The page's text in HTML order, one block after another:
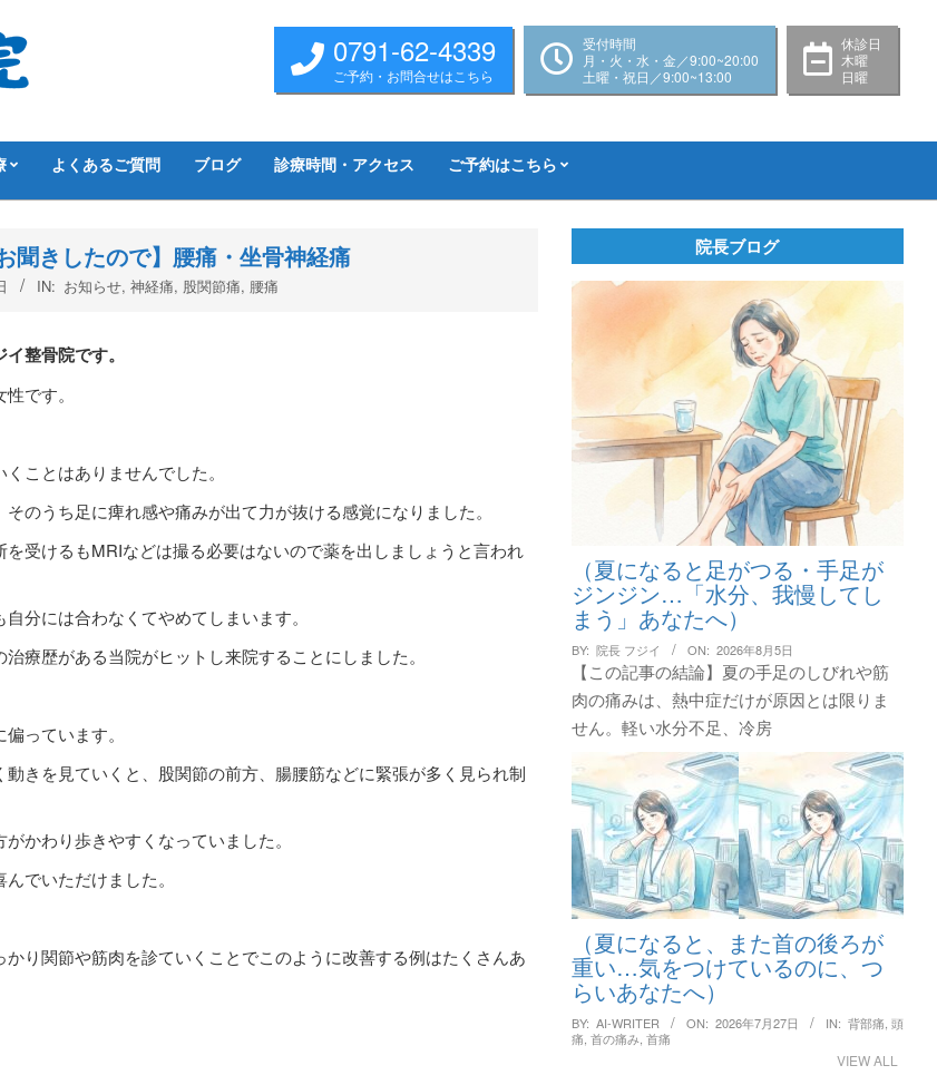
0791-62-4339
ご予約・お問合せはこちら
受付時間
月・火・水・金／9:00~20:00
土曜・祝日／9:00~13:00
休診日
木曜
日曜
よくあるご質問 ブログ 診療時間・アクセス ご予約はこちら
聞きしたので】腰痛・坐骨神経痛
IN: お知らせ, 神経痛, 股関節痛, 腰痛
整骨院です。
です。
ことはありませんでした。
のうち足に痺れ感や痛みが出て力が抜ける感覚になりました。
受けるもMRIなどは撮る必要はないので薬を出しましょうと言われ
分には合わなくてやめてしまいます。
療歴がある当院がヒットし来院することにしました。
っています。
きを見ていくと、股関節の前方、腸腰筋などに緊張が多く見られ制
かわり歩きやすくなっていました。
でいただけました。
り関節や筋肉を診ていくことでこのように改善する例はたくさんあ
院長ブログ
（夏になると足がつる・手足が
ジンジン…「水分、我慢してし
まう」あなたへ）
BY: 院長 フジイ ON: 2026年8月5日
【この記事の結論】夏の手足のしびれや筋
肉の痛みは、熱中症だけが原因とは限りま
せん。軽い水分不足、冷房
（夏になると、また首の後ろが
重い…気をつけているのに、つ
らいあなたへ）
BY: AI-WRITER ON: 2026年7月27日 IN: 背部痛 頭
痛 首の痛み, 首痛
VIEW ALL